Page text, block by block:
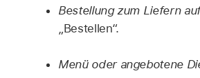
Bestellung zum Liefern
„Bestellen“.
Menü oder angebotene